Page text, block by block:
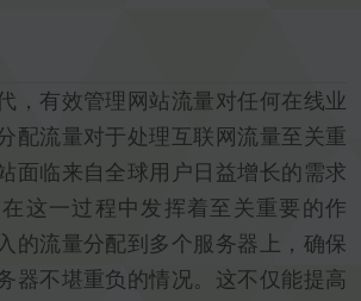
，有效管理网站流量对任何在线业
配流量对于处理互联网流量至关重
面临来自全球用户日益增长的需求
这一过程中发挥着至关重要的作
的流量分配到多个服务器上，确保
器不堪重负的情况。这不仅能提高